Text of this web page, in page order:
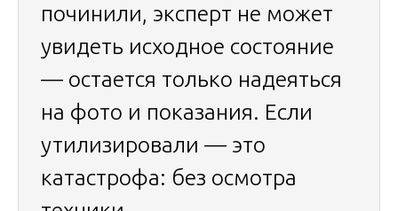
починили, эксперт не может
увидеть исходное состояние
— остается только надеяться
на фото и показания. Если
утилизировали — это
катастрофа: без осмотра